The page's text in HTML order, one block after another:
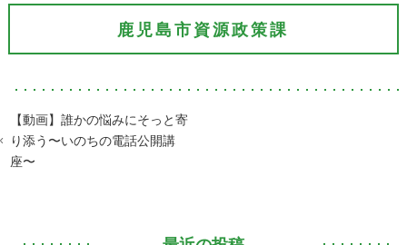
鹿児島市資源政策課
【動画】誰かの悩みにそっと寄
り添う〜いのちの電話公開講
座〜